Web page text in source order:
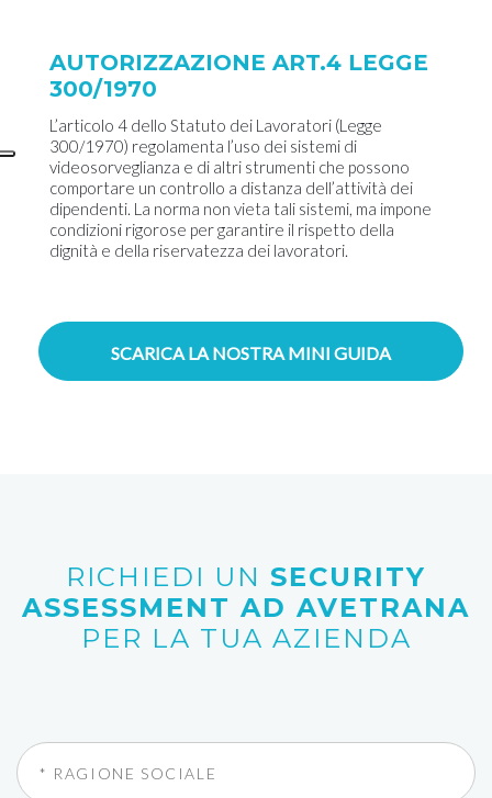
AUTORIZZAZIONE ART.4 LEGGE
300/1970
L’articolo 4 dello Statuto dei Lavoratori (Legge
300/1970) regolamenta l’uso dei sistemi di
videosorveglianza e di altri strumenti che possono
comportare un controllo a distanza dell’attività dei
dipendenti. La norma non vieta tali sistemi, ma impone
condizioni rigorose per garantire il rispetto della
dignità e della riservatezza dei lavoratori.
SCARICA LA NOSTRA MINI GUIDA
RICHIEDI UN SECURITY
ASSESSMENT AD AVETRANA
PER LA TUA AZIENDA